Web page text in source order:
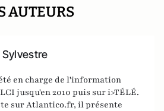
AUTEURS
en charge de l'information
jusqu'en 2010 puis sur i>TÉLÉ.
sur Atlantico.fr, il présente